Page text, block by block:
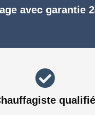
avec garantie
qualifié